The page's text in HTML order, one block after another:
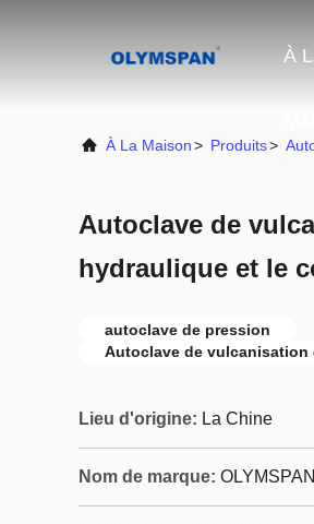
À
À La Maison> Produits>
Autoclave de
hydraulique et le
autoclave de pression
Autoclave de
Lieu d'origine: La Chine
Nom de marque: OLYMSPAN